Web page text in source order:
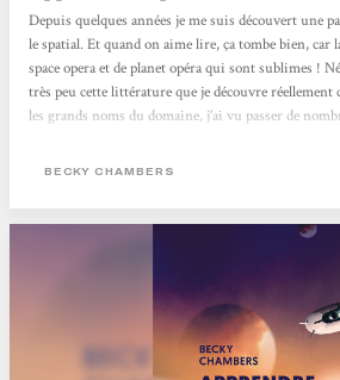
Depuis quelques années je me suis découvert une
le spatial. Et quand on aime lire, ça tombe bien,
space opera et de planet opéra qui sont sublimes !
très peu cette littérature que je découvre réellement
les grands noms du domaine, j’ai vu passer de
tranquillement son travail sans me lancer dans la
BECKY CHAMBERS